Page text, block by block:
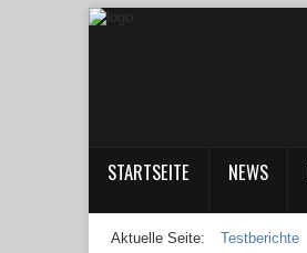
STARTSEITE NEWS
Aktuelle Seite: Testberichte